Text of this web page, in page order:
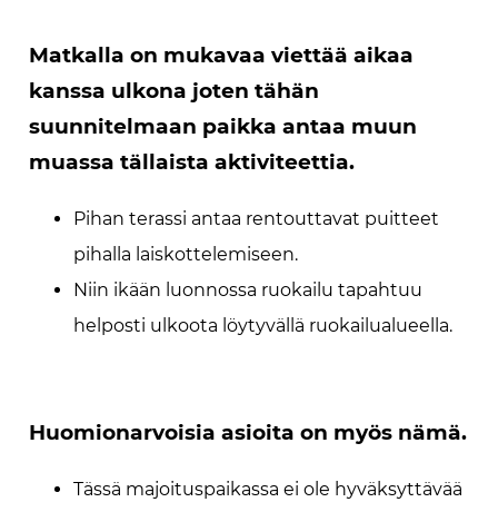
Matkalla on mukavaa viettää aikaa
kanssa ulkona joten tähän
suunnitelmaan paikka antaa muun
muassa tällaista aktiviteettia.
Pihan terassi antaa rentouttavat puitteet
pihalla laiskottelemiseen.
Niin ikään luonnossa ruokailu tapahtuu
helposti ulkoota löytyvällä ruokailualueella.
Huomionarvoisia asioita on myös nämä.
Tässä majoituspaikassa ei ole hyväksyttävää